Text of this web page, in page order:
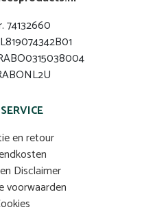
74132660
SERVICE
en retour
Disclaimer
voorwaarden